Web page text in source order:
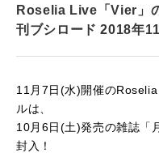
Roselia Live「Vier」
刊ブシロード 2018年
11月7日(水)開催の
ルは、
10月6日(土)発売の雑誌「
封入！